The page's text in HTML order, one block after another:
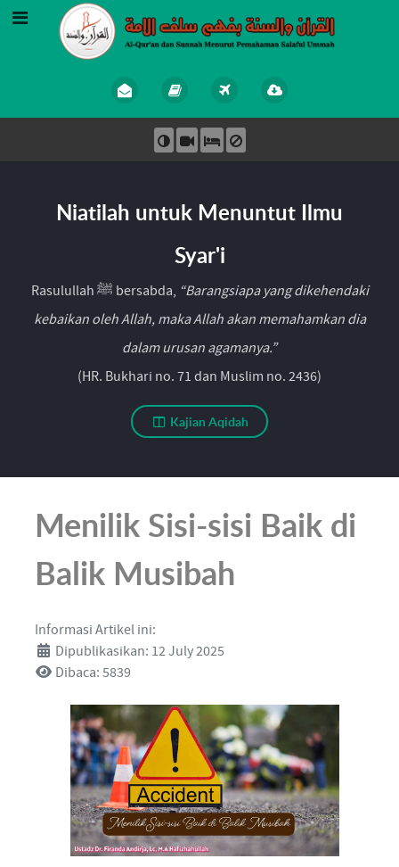
Niatilah untuk Menuntut Ilmu
Syar'i
Rasulullah ﷺ bersabda, “Barangsiapa yang dikehendaki
kebaikan oleh Allah, maka Allah akan memahamkan dia
dalam urusan agamanya.”
(HR. Bukhari no. 71 dan Muslim no. 2436)
Kajian Aqidah
Menilik Sisi-sisi Baik di
Balik Musibah
Informasi Artikel ini:
Dipublikasikan: 12 July 2025
Dibaca: 5839